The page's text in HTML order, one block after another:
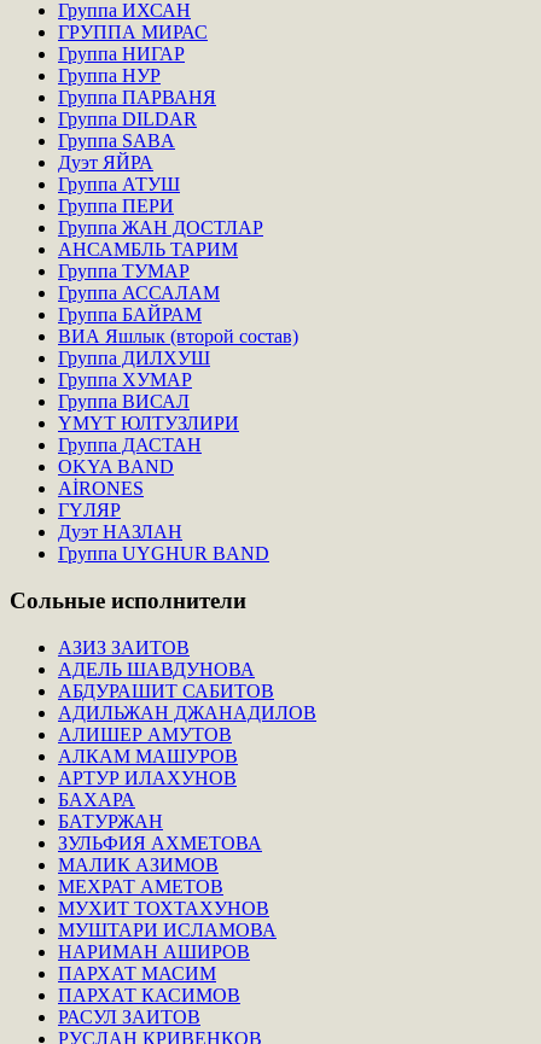
Группа ИХСАН
ГРУППА МИРАС
Группа НИГАР
Группа НУР
Группа ПАРВАНЯ
Группа DILDAR
Группа SABA
Дуэт ЯЙРА
Группа АТУШ
Группа ПЕРИ
Группа ЖАН ДОСТЛАР
АНСАМБЛЬ ТАРИМ
Группа ТУМАР
Группа АССАЛАМ
Группа БАЙРАМ
ВИА Яшлык (второй состав)
Группа ДИЛХУШ
Группа ХУМАР
Группа ВИСАЛ
ҮМҮТ ЮЛТУЗЛИРИ
Группа ДАСТАН
OKYA BAND
AİRONES
ГҮЛЯР
Дуэт НАЗЛАН
Группа UYGHUR BAND
Сольные исполнители
АЗИЗ ЗАИТОВ
АДЕЛЬ ШАВДУНОВА
АБДУРАШИТ САБИТОВ
АДИЛЬЖАН ДЖАНАДИЛОВ
АЛИШЕР АМУТОВ
АЛКАМ МАШУРОВ
АРТУР ИЛАХУНОВ
БАХАРА
БАТУРЖАН
ЗУЛЬФИЯ АХМЕТОВА
МАЛИК АЗИМОВ
МЕХРАТ АМЕТОВ
МУХИТ ТОХТАХУНОВ
МУШТАРИ ИСЛАМОВА
НАРИМАН АШИРОВ
ПАРХАТ МАСИМ
ПАРХАТ КАСИМОВ
РАСУЛ ЗАИТОВ
РУСЛАН КРИВЕНКОВ